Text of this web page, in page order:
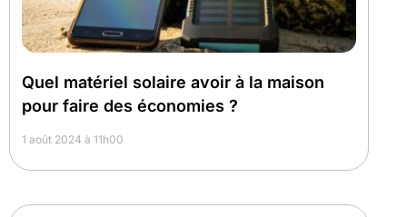
Quel matériel solaire avoir à la maison
pour faire des économies ?
1 août 2024 à 11h00